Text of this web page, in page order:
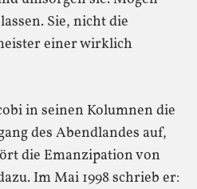
Sie, nicht die
einer wirklich
in seinen Kolumnen die
des Abendlandes auf,
die Emanzipation von
Im Mai 1998 schrieb er: